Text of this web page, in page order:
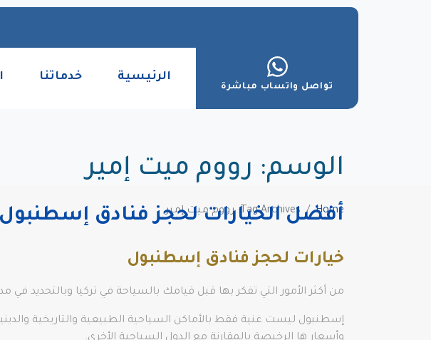
تواصل واتساب مباشرة
الرئيسية خدماتنا
الوسم: رووم ميت إمير
Home Tag Archives: رووم ميت إمير
أفضل الخيارات لحجز فنادق إسطنبول
خيارات لحجز فنادق إسطنبول
من أكثر الأمور التي تفكر بها قبل قيامك بالسياحة في تركيا وبالتحديد
إسطنبول ليست غنية فقط بالأماكن السياحية الطبيعية والتاريخية